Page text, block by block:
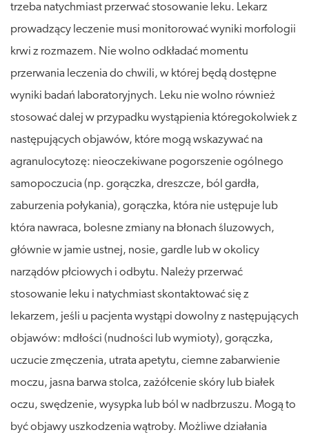
trzeba natychmiast przerwać stosowanie leku. Lekarz
prowadzący leczenie musi monitorować wyniki morfologii
krwi z rozmazem. Nie wolno odkładać momentu
przerwania leczenia do chwili, w której będą dostępne
wyniki badań laboratoryjnych. Leku nie wolno również
stosować dalej w przypadku wystąpienia któregokolwiek z
następujących objawów, które mogą wskazywać na
agranulocytozę: nieoczekiwane pogorszenie ogólnego
samopoczucia (np. gorączka, dreszcze, ból gardła,
zaburzenia połykania), gorączka, która nie ustępuje lub
która nawraca, bolesne zmiany na błonach śluzowych,
głównie w jamie ustnej, nosie, gardle lub w okolicy
narządów płciowych i odbytu. Należy przerwać
stosowanie leku i natychmiast skontaktować się z
lekarzem, jeśli u pacjenta wystąpi dowolny z następujących
objawów: mdłości (nudności lub wymioty), gorączka,
uczucie zmęczenia, utrata apetytu, ciemne zabarwienie
moczu, jasna barwa stolca, zażółcenie skóry lub białek
oczu, swędzenie, wysypka lub ból w nadbrzuszu. Mogą to
być objawy uszkodzenia wątroby. Możliwe działania